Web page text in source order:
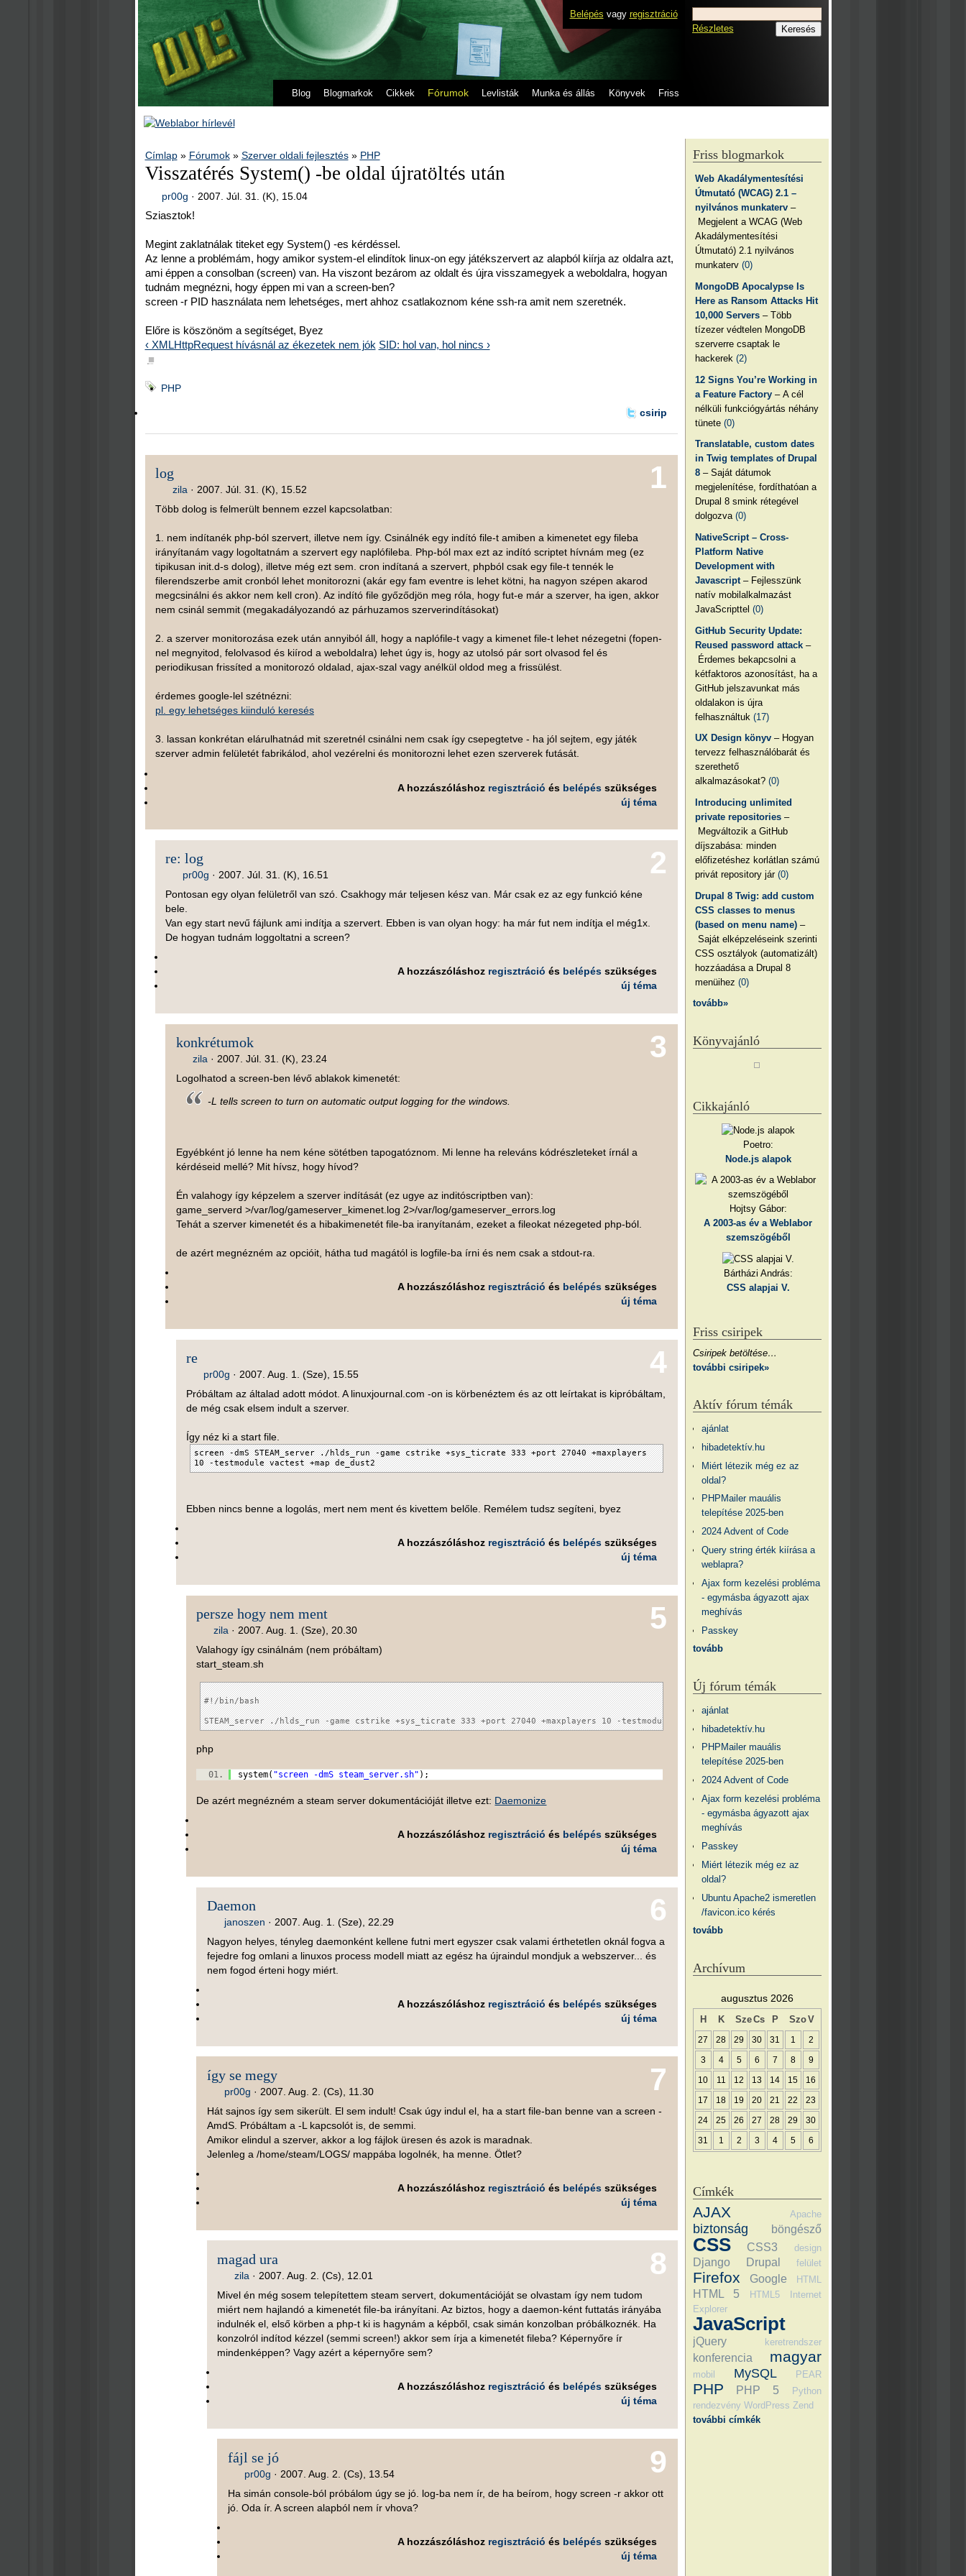
Belépés vagy regisztráció
Blog Blogmarkok Cikkek Fórumok Levlisták Munka és állás Könyvek Friss
Részletes
Címlap» Fórumok» Szerver oldali fejlesztés» PHP
Visszatérés System() -be oldal újratöltés után
pr00g · 2007. Júl. 31. (K), 15.04
Sziasztok!
Megint zaklatnálak titeket egy System() -es kérdéssel.
Az lenne a problémám, hogy amikor system-el elindítok linux-on egy játékszervert az alapból kiírja az oldalra azt,
ami éppen a consolban (screen) van. Ha viszont bezárom az oldalt és újra visszamegyek a weboldalra, hogyan
tudnám megnézni, hogy éppen mi van a screen-ben?
screen -r PID használata nem lehetséges, mert ahhoz csatlakoznom kéne ssh-ra amit nem szeretnék.
Előre is köszönöm a segítséget, Byez
‹ XMLHttpRequest hívásnál az ékezetek nem jók SID: hol van, hol nincs ›
■
PHP
csirip
1
log
zila · 2007. Júl. 31. (K), 15.52
Több dolog is felmerült bennem ezzel kapcsolatban:
1. nem indítanék php-ból szervert, illetve nem így. Csinálnék egy indító file-t amiben a kimenetet egy fileba
irányítanám vagy logoltatnám a szervert egy naplófileba. Php-ból max ezt az indító scriptet hívnám meg (ez
tipikusan init.d-s dolog), illetve még ezt sem. cron indítaná a szervert, phpból csak egy file-t tennék le
filerendszerbe amit cronból lehet monitorozni (akár egy fam eventre is lehet kötni, ha nagyon szépen akarod
megcsinálni és akkor nem kell cron). Az indító file győződjön meg róla, hogy fut-e már a szerver, ha igen, akkor
nem csinál semmit (megakadályozandó az párhuzamos szerverindításokat)
2. a szerver monitorozása ezek után annyiból áll, hogy a naplófile-t vagy a kimenet file-t lehet nézegetni (fopen-
nel megnyitod, felolvasod és kiírod a weboldalra) lehet úgy is, hogy az utolsó pár sort olvasod fel és
periodikusan frissíted a monitorozó oldalad, ajax-szal vagy anélkül oldod meg a frissülést.
érdemes google-lel szétnézni:
pl. egy lehetséges kiinduló keresés
3. lassan konkrétan elárulhatnád mit szeretnél csinálni nem csak így csepegtetve - ha jól sejtem, egy játék
szerver admin felületét fabrikálod, ahol vezérelni és monitorozni lehet ezen szerverek futását.
A hozzászóláshoz regisztráció és belépésszükséges
új téma
2
re: log
pr00g · 2007. Júl. 31. (K), 16.51
Pontosan egy olyan felületről van szó. Csakhogy már teljesen kész van. Már csak ez az egy funkció kéne
bele.
Van egy start nevű fájlunk ami indítja a szervert. Ebben is van olyan hogy: ha már fut nem indítja el még1x.
De hogyan tudnám loggoltatni a screen?
A hozzászóláshoz regisztráció és belépésszükséges
új téma
3
konkrétumok
zila · 2007. Júl. 31. (K), 23.24
Logolhatod a screen-ben lévő ablakok kimenetét:
-L tells screen to turn on automatic output logging for the windows.
Egyébként jó lenne ha nem kéne sötétben tapogatóznom. Mi lenne ha releváns kódrészleteket írnál a
kérdéseid mellé? Mit hívsz, hogy hívod?
Én valahogy így képzelem a szerver indítását (ez ugye az inditóscriptben van):
game_serverd >/var/log/gameserver_kimenet.log 2>/var/log/gameserver_errors.log
Tehát a szerver kimenetét és a hibakimenetét file-ba iranyítanám, ezeket a fileokat nézegeted php-ból.
de azért megnézném az opcióit, hátha tud magától is logfile-ba írni és nem csak a stdout-ra.
A hozzászóláshoz regisztráció és belépésszükséges
új téma
4
re
pr00g · 2007. Aug. 1. (Sze), 15.55
Próbáltam az általad adott módot. A linuxjournal.com -on is körbenéztem és az ott leírtakat is kipróbáltam,
de még csak elsem indult a szerver.
Így néz ki a start file.
screen -dmS STEAM_server ./hlds_run -game cstrike +sys_ticrate 333 +port 27040 +maxplayers
10 -testmodule vactest +map de_dust2
Ebben nincs benne a logolás, mert nem ment és kivettem belőle. Remélem tudsz segíteni, byez
A hozzászóláshoz regisztráció és belépésszükséges
új téma
5
persze hogy nem ment
zila · 2007. Aug. 1. (Sze), 20.30
Valahogy így csinálnám (nem próbáltam)
start_steam.sh
#!/bin/bash
php
system( "screen -dmS steam_server.sh" );
De azért megnézném a steam server dokumentációját illetve ezt: Daemonize
A hozzászóláshoz regisztráció és belépésszükséges
új téma
6
Daemon
janoszen · 2007. Aug. 1. (Sze), 22.29
Nagyon helyes, tényleg daemonként kellene futni mert egyszer csak valami érthetetlen oknál fogva a
fejedre fog omlani a linuxos process modell miatt az egész ha újraindul mondjuk a webszerver... és
nem fogod érteni hogy miért.
A hozzászóláshoz regisztráció és belépésszükséges
új téma
7
így se megy
pr00g · 2007. Aug. 2. (Cs), 11.30
Hát sajnos így sem sikerült. El sem indult! Csak úgy indul el, ha a start file-ban benne van a screen -
AmdS. Próbáltam a -L kapcsolót is, de semmi.
Amikor elindul a szerver, akkor a log fájlok üresen és azok is maradnak.
Jelenleg a /home/steam/LOGS/ mappába logolnék, ha menne. Ötlet?
A hozzászóláshoz regisztráció és belépésszükséges
új téma
8
magad ura
zila · 2007. Aug. 2. (Cs), 12.01
Mivel én még sosem telepítettem steam servert, dokumentációját se olvastam így nem tudom
miért nem hajlandó a kimenetét file-ba irányítani. Az biztos, hogy a daemon-ként futtatás irányába
indulnék el, első körben a php-t ki is hagynám a képből, csak simán konzolban próbálkoznék. Ha
konzolról indítod kézzel (semmi screen!) akkor sem írja a kimenetét fileba? Képernyőre ír
mindenképpen? Vagy azért a képernyőre sem?
A hozzászóláshoz regisztráció és belépésszükséges
új téma
9
fájl se jó
pr00g · 2007. Aug. 2. (Cs), 13.54
Ha simán console-ból próbálom úgy se jó. log-ba nem ír, de ha beírom, hogy screen -r akkor ott
jó. Oda ír. A screen alapból nem ír vhova?
A hozzászóláshoz regisztráció és belépésszükséges
új téma
Friss blogmarkok
Web Akadálymentesítési
Útmutató (WCAG) 2.1 –
nyilvános munkaterv –
Megjelent a WCAG (Web
Akadálymentesítési
Útmutató) 2.1 nyilvános
munkaterv(0)
MongoDB Apocalypse Is
Here as Ransom Attacks Hit
10,000 Servers – Több
tízezer védtelen MongoDB
szerverre csaptak le
hackerek(2)
12 Signs You’re Working in
a Feature Factory – A cél
nélküli funkciógyártás néhány
tünete(0)
Translatable, custom dates
in Twig templates of Drupal
8 – Saját dátumok
megjelenítése, fordíthatóan a
Drupal 8 smink rétegével
dolgozva(0)
NativeScript – Cross-
Platform Native
Development with
Javascript – Fejlesszünk
natív mobilalkalmazást
JavaScripttel(0)
GitHub Security Update:
Reused password attack –
Érdemes bekapcsolni a
kétfaktoros azonosítást, ha a
GitHub jelszavunkat más
oldalakon is újra
felhasználtuk(17)
UX Design könyv – Hogyan
tervezz felhasználóbarát és
szerethető
alkalmazásokat?(0)
Introducing unlimited
private repositories –
Megváltozik a GitHub
díjszabása: minden
előfizetéshez korlátlan számú
privát repository jár(0)
Drupal 8 Twig: add custom
CSS classes to menus
(based on menu name) –
Saját elképzeléseink szerinti
CSS osztályok (automatizált)
hozzáadása a Drupal 8
menüihez(0)
tovább»
Könyvajánló
Cikkajánló
Poetro:
Node.js alapok
Hojtsy Gábor:
A 2003-as év a Weblabor
szemszögéből
Bártházi András:
CSS alapjai V.
Friss csiripek
Csiripek betöltése…
további csiripek»
Aktív fórum témák
ajánlat
hibadetektív.hu
Miért létezik még ez az
oldal?
PHPMailer mauális
telepítése 2025-ben
2024 Advent of Code
Query string érték kiírása a
weblapra?
Ajax form kezelési probléma
- egymásba ágyazott ajax
meghívás
Passkey
tovább
Új fórum témák
ajánlat
hibadetektív.hu
PHPMailer mauális
telepítése 2025-ben
2024 Advent of Code
Ajax form kezelési probléma
- egymásba ágyazott ajax
meghívás
Passkey
Miért létezik még ez az
oldal?
Ubuntu Apache2 ismeretlen
/favicon.ico kérés
tovább
Archívum
augusztus 2026
H K SzeCs P SzoV
27 28 29 30 31 1 2
3 4 5 6 7 8 9
10 11 12 13 14 15 16
17 18 19 20 21 22 23
24 25 26 27 28 29 30
31 1 2 3 4 5 6
Címkék
AJAX Apache
biztonság böngésző
CSS CSS3 design
Django Drupal felület
Firefox Google HTML
HTML 5 HTML5
Internet
Explorer
JavaScript
jQuery keretrendszer
konferencia magyar
mobil MySQL PEAR
PHP PHP 5
Python
rendezvény WordPress Zend
további címkék